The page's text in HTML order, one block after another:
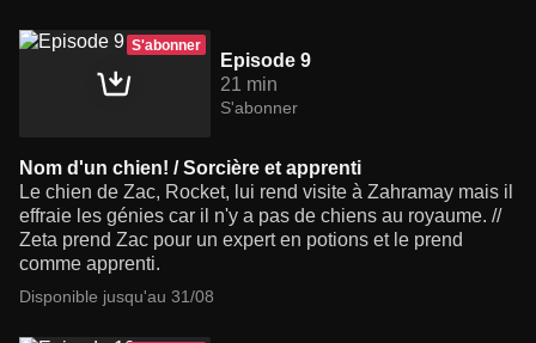
S'abonner
Episode 9
21 min
S'abonner
Nom d'un chien! / Sorcière et apprenti
Le chien de Zac, Rocket, lui rend visite à Zahramay mais il
effraie les génies car il n'y a pas de chiens au royaume. //
Zeta prend Zac pour un expert en potions et le prend
comme apprenti.
Disponible jusqu'au 31/08